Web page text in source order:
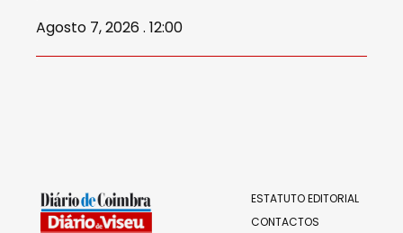
Agosto 7, 2026 . 12:00
ESTATUTO EDITORIAL
CONTACTOS